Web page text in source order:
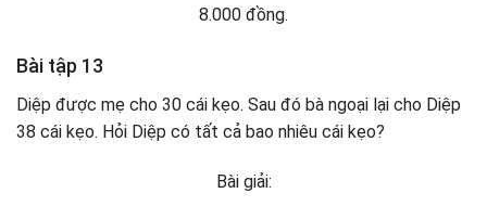
8.000 đồng.
Bài tập 13
Diệp được mẹ cho 30 cái kẹo. Sau đó bà ngoại lại cho Diệp
38 cái kẹo. Hỏi Diệp có tất cả bao nhiêu cái kẹo?
Bài giải: